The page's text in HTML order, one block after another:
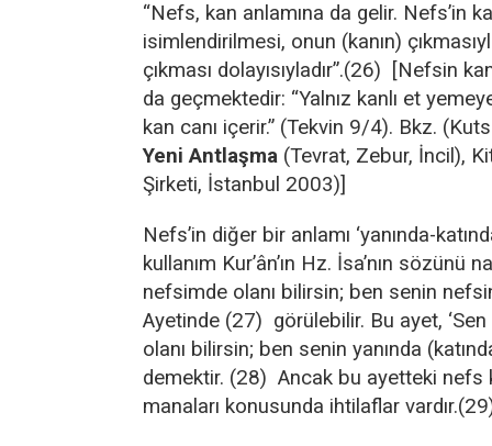
“Nefs, kan anlamına da gelir. Nefs’in
isimlendirilmesi, onun (kanın)
çıkması dolayısıyladır”.(26) [Nefsin
da geçmektedir: “Yalnız kanlı et
kan canı içerir.” (Tekvin 9/4). Bkz.
Yeni Antlaşma (Tevrat, Zebur, İncil),
Şirketi, İstanbul 2003)]
Nefs’in diğer bir anlamı ‘yanında-
kullanım Kur’ân’ın Hz. İsa’nın sözünü
nefsimde olanı bilirsin; ben senin
Ayetinde (27) görülebilir. Bu ayet, ‘Sen
olanı bilirsin; ben senin yanında
demektir. (28) Ancak bu ayetteki nefs
manaları konusunda ihtilaflar